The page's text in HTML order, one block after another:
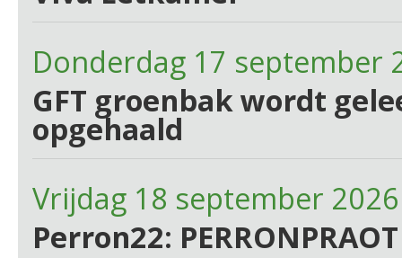
Donderdag 17 september
GFT groenbak wordt
opgehaald
Vrijdag 18 september
Perron22: PERRONPRAOT